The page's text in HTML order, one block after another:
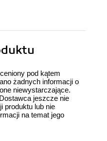
pod kątem
żadnych informacji o
niewystarczające.
jeszcze nie
produktu lub nie
na temat jego